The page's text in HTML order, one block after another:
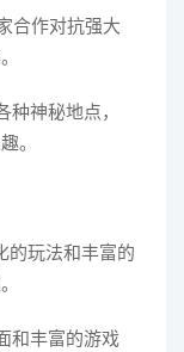
合作对抗强大
神秘地点，
。
的玩法和丰富的
和丰富的游戏